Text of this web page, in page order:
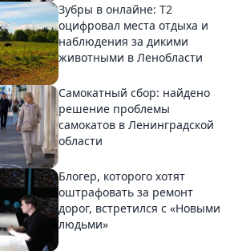
Зубры в онлайне: Т2
оцифровал места отдыха и
наблюдения за дикими
животными в Ленобласти
Самокатный сбор: найдено
решение проблемы
самокатов в Ленинградской
области
Блогер, которого хотят
оштрафовать за ремонт
дорог, встретился с «Новыми
людьми»